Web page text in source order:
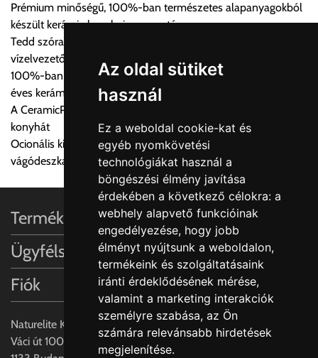
Az oldal sütiket
használ
Ez a weboldal cookie-kat és
egyéb nyomkövetési
technológiákat használ a
böngészési élmény javítása
érdekében a következő célokra: a
webhely alapvető funkcióinak
engedélyezése, hogy jobb
élményt nyújtsunk a weboldalon,
termékeink és szolgáltatásaink
iránti érdeklődésének mérése,
valamint a marketing interakciók
személyre szabása, az Ön
számára relevánsabb hirdetések
megjelenítése.
Ingyenes szállítási lehetőség nincs!
Egyes termékek súlyát a program nem ismeri, rendelés esetén
a központ igazolja vissza. Amennyiben a költséget az Ön által
gondoltnál magasabb értékben igazoljuk vissza, úgy a
visszaigazolástól számított 24 órán belül a terméket
lemondhatja, vagy kérheti a személyes átvételre való
módosítását.
FIGYELEM!!
KERÁMIA TERMÉKEK SZÁLLÍTATÁSA NEM, VAGY CSAK
A MEGRENDELŐ KIFEJEZETT KÉRÉSÉRE ÉS
FELELŐSSÉGÉRE LEHETSÉGES!!
Egyéb leírások:
Budapesti szállítások:
1, Budapestre kért szállítás esetén az általános szállítás
helyett időre történő extra szállítás kérése is lehetséges
egyedi áron. A szállítás megbeszélt időablakban lehetőség
szerint 1 órás intervallumon belüli pontos időpont
megjelöléssel kérhető munkanapokon 09.00 - 15.00 között.
Prémium minőségű, 100%-ban természetes alapanyagokból
készült kerámia konyhai mosogató
Tedd szórakoztatóvá a mosogatást a funkcionális
vízelvezetővel felszerelt mosogatóval
100%-ban természetes alapanyagok és kézművesség 270
éves kerámia tapasztalattal
A CeramicPlus könnyen gondozható, és tisztán tartja a
konyhát
Ocionális kiegészítők: Rozsdamentes acél akasztható tálca és
vágódeszka valódi fa furnérral
Naturelite Kft,
Váci út 100.,
Termékinformációk
Ügyfélszolgálat
Fiók